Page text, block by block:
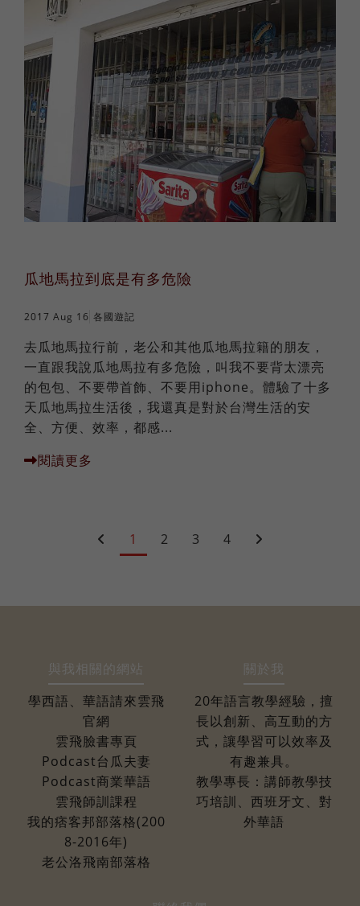
瓜地馬拉到底是有多危險
2017 Aug 16 各國遊記
去瓜地馬拉行前，老公和其他瓜地馬拉籍的朋友，
一直跟我說瓜地馬拉有多危險，叫我不要背太漂亮
的包包、不要帶首飾、不要用iphone。體驗了十多
天瓜地馬拉生活後，我還真是對於台灣生活的安
全、方便、效率，都感...
閱讀更多
1 2 3 4
與我相關的網站
學西語、華語請來雲飛
官網
雲飛臉書專頁
Podcast台瓜夫妻
Podcast商業華語
雲飛師訓課程
我的痞客邦部落格(200
8-2016年)
老公洛飛南部落格
關於我
20年語言教學經驗，擅
長以創新、高互動的方
式，讓學習可以效率及
有趣兼具。
教學專長：講師教學技
巧培訓、西班牙文、對
外華語